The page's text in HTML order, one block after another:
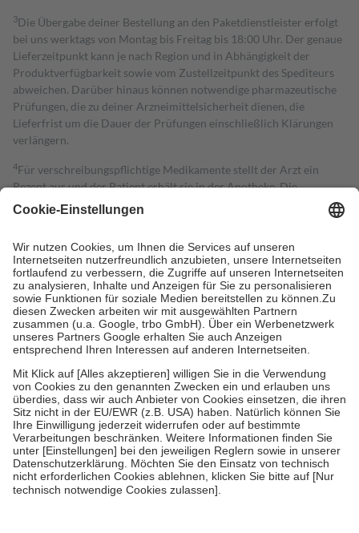
3Die Übergabe deiner Bestellung an den Paketdienstleister erfolgt
bei uns werktags von Montag bis Freitag bis 18:00 Uhr. Der genaue
Lieferzeitpunkt kann je nach Region und in Abhängigkeit der
Produktverfügbarkeit sowie vom Zustellzeitpunkt des Spediteurs
abweichen. Darüber hinaus können notwendige pharmazeutische
Prüfungen, die zu deiner Arzneimittelsicherheit dienen, die
Lieferfrist um die Dauer der Prüfungen einschließlich Klärungen
verlängern.
4Für verschreibungspflichtige Medikamente stellt der Arzt ein
Rezept aus und der Patient erhält sie in der Apotheke. Die
gesetzliche Krankenversicherung übernimmt in der Regel die
Kosten dafür, der Versicherte trägt einen Teil davon als Zuzahlung
Grundsätzlich leisten Mitglieder Zuzahlungen in Höhe von zehn
Prozent des Abgabepreises,mindestens jedochfünf Euround
höchstens zehn Euro.Es sind jedoch nie mehr als die tatsächlichen
Kosten der Leistung zu entrichten.
Diese Regeln gelten grundsätzlich auch für Online-Apotheken.
Bei Heilmitteln und häuslicher Krankenpflege beträgt die
Zuzahlung zehn Prozent der Kosten sowie zehn Euro je
Verordnung.
Um das Engagement der Versicherten für ihre eigene Gesundheit zu
stärken und die besondere Stellung der Familie zu unterstützen,
fallenkeine Zuzahlungenan bei:
• Kindern und Jugendlichen bis zum vollendeten 18. Lebensjahr
mit Ausnahme der Fahrkosten
• Untersuchungen zur Vorsorge und Früherkennung, die von der
GKV getragen werden